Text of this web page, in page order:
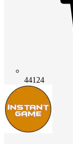
44124